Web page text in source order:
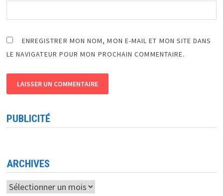
ENREGISTRER MON NOM, MON E-MAIL ET MON SITE DANS
LE NAVIGATEUR POUR MON PROCHAIN COMMENTAIRE.
PUBLICITÉ
ARCHIVES
Archives